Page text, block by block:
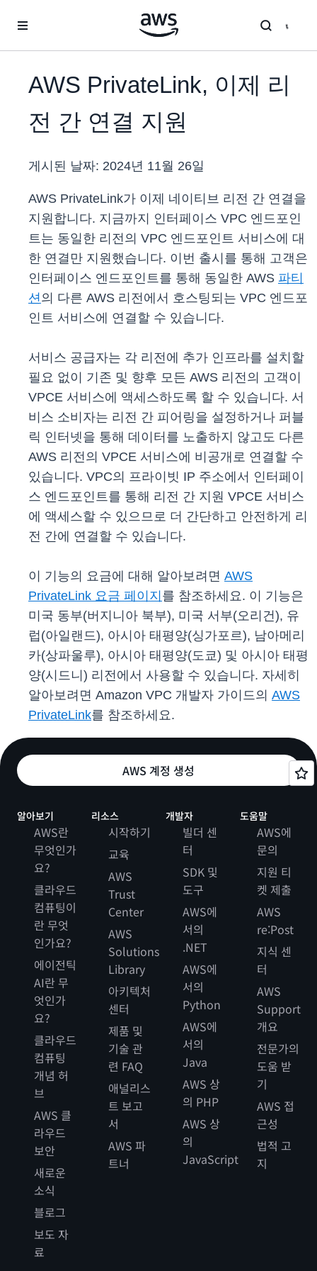
AWS PrivateLink, 이제 리
전 간 연결 지원
게시된 날짜: 2024년 11월 26일
AWS PrivateLink가 이제 네이티브 리전 간 연결을
지원합니다. 지금까지 인터페이스 VPC 엔드포인
트는 동일한 리전의 VPC 엔드포인트 서비스에 대
한 연결만 지원했습니다. 이번 출시를 통해 고객은
인터페이스 엔드포인트를 통해 동일한 AWS 파티
션의 다른 AWS 리전에서 호스팅되는 VPC 엔드포
인트 서비스에 연결할 수 있습니다.
서비스 공급자는 각 리전에 추가 인프라를 설치할
필요 없이 기존 및 향후 모든 AWS 리전의 고객이
VPCE 서비스에 액세스하도록 할 수 있습니다. 서
비스 소비자는 리전 간 피어링을 설정하거나 퍼블
릭 인터넷을 통해 데이터를 노출하지 않고도 다른
AWS 리전의 VPCE 서비스에 비공개로 연결할 수
있습니다. VPC의 프라이빗 IP 주소에서 인터페이
스 엔드포인트를 통해 리전 간 지원 VPCE 서비스
에 액세스할 수 있으므로 더 간단하고 안전하게 리
전 간에 연결할 수 있습니다.
이 기능의 요금에 대해 알아보려면 AWS
PrivateLink 요금 페이지 를 참조하세요. 이 기능은
미국 동부(버지니아 북부), 미국 서부(오리건), 유
럽(아일랜드), 아시아 태평양(싱가포르), 남아메리
카(상파울루), 아시아 태평양(도쿄) 및 아시아 태평
양(시드니) 리전에서 사용할 수 있습니다. 자세히
알아보려면 Amazon VPC 개발자 가이드의 AWS
PrivateLink를 참조하세요.
AWS 계정 생성
알아보기
AWS란
무엇인가
요?
클라우드
컴퓨팅이
란 무엇
인가요?
에이전틱
AI란 무
엇인가
요?
클라우드
컴퓨팅
개념 허
브
AWS 클
라우드
보안
새로운
소식
블로그
보도 자
료
리소스
시작하기
교육
AWS
Trust
Center
AWS
Solutions
Library
아키텍처
센터
제품 및
기술 관
련 FAQ
애널리스
트 보고
서
AWS 파
트너
개발자
빌더 센
터
SDK 및
도구
AWS에
서의
.NET
AWS에
서의
Python
AWS에
서의
Java
AWS 상
의 PHP
AWS 상
의
JavaScript
도움말
AWS에
문의
지원 티
켓 제출
AWS
re:Post
지식 센
터
AWS
Support
개요
전문가의
도움 받
기
AWS 접
근성
법적 고
지